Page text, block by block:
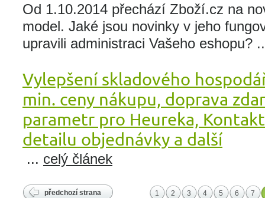
Od 1.10.2014 přechází Zboží.cz na
model. Jaké jsou novinky v jeho
upravili administraci Vašeho eshopu?
Vylepšení skladového
min. ceny nákupu, doprava
parametr pro Heureka,
detailu objednávky a další
... celý článek
předchozí strana 1 2 3 4 5 6 7